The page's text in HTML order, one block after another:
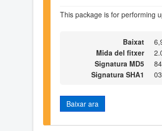
This package is for performing
Baixat
Mida del fitxer
Signatura MD5
Signatura SHA1
Baixar ara